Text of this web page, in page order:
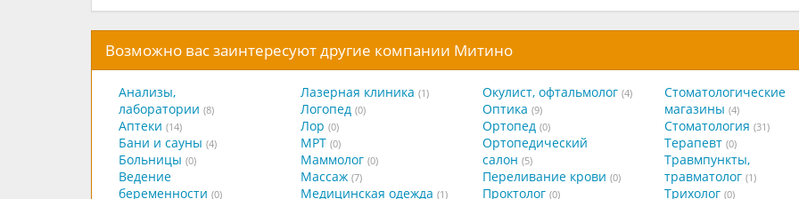
Возможно вас заинтересуют другие компании Митино
Анализы,
лаборатории (8)
Аптеки (14)
Бани и сауны (4)
Больницы (0)
Ведение
беременности (0)
Лазерная клиника (1)
Логопед (0)
Лор (0)
МРТ (0)
Маммолог (0)
Массаж (7)
Медицинская одежда (1)
Окулист, офтальмолог (4)
Оптика (9)
Ортопед (0)
Ортопедический
салон (5)
Переливание крови (0)
Проктолог (0)
Стоматологические
магазины (4)
Стоматология (31)
Терапевт (0)
Травмпункты,
травматолог (1)
Трихолог (0)